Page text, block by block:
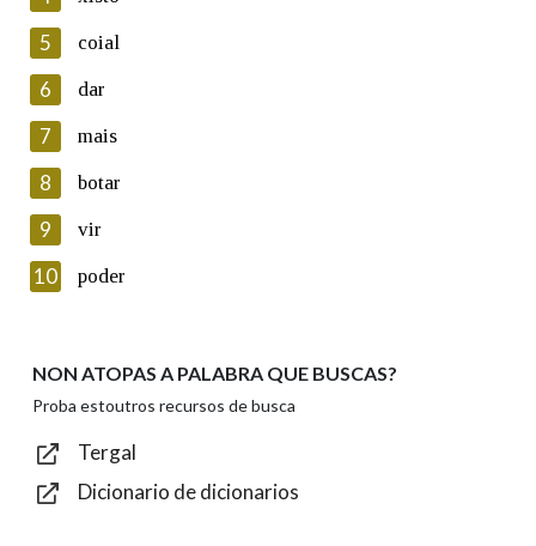
Lin e acepto as condicións da política de
Introduce o código que aparece na imaxe:
Texto de verificación
Enviar
5 coial
6 dar
7 mais
8 botar
9 vir
10 poder
NON ATOPAS A PALABRA QUE BUSCAS?
Proba estoutros recursos de busca
Tergal
Dicionario de dicionarios